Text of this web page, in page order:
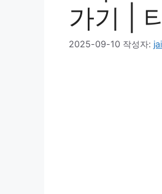
가기 |
2025-09-10 작성자: